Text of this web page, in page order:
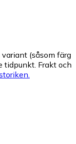
(såsom färg
tidpunkt. Frakt och